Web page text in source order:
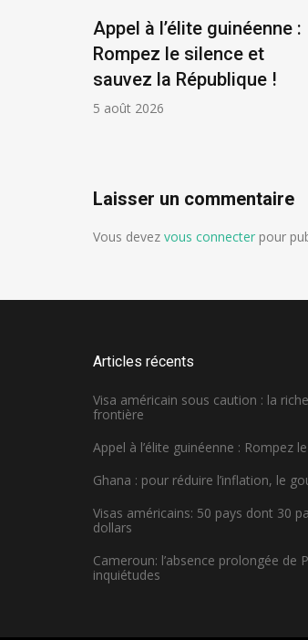
Appel à l’élite guinéenne :
Rompez le silence et
sauvez la République !
5 août 2026
Laisser un commentaire
Vous devez vous connecter pour
Articles récents
Visa américain sous caution : la
frontière
Appel à l’élite guinéenne : Rompez
Ghana : pour réduire l’inflation, le
Visas américains: 50 pays dont 30
dollars
Cameroun: l’absence prolongée
inquiétudes